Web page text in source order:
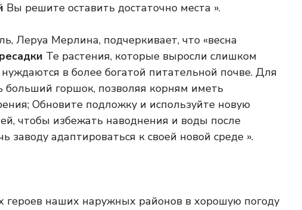
Вы решите оставить достаточно места ».
Леруа Мерлина, подчеркивает, что «весна
Те растения, которые выросли слишком
в более богатой питательной почве. Для
больший горшок, позволяя корням иметь
Обновите подложку и используйте новую
чтобы избежать наводнения и воды после
заводу адаптироваться к своей новой среде ».
героев наших наружных районов в хорошую погоду